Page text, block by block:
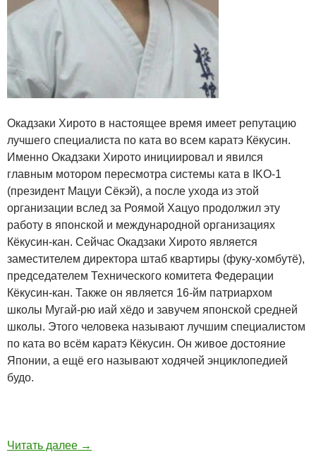
Окадзаки Хирото в настоящее время имеет репутацию
лучшего специалиста по ката во всем каратэ Кёкусин.
Именно Окадзаки Хирото инициировал и явился
главным мотором пересмотра системы ката в IKO-1
(президент Мацуи Сёкэй), а после ухода из этой
организации вслед за Роямой Хацуо продолжил эту
работу в японской и международной организациях
Кёкусин-кан. Сейчас Окадзаки Хирото является
заместителем директора штаб квартиры (фуку-хомбутё),
председателем Технического комитета Федерации
Кёкусин-кан. Также он является 16-йм патриархом
школы Мугай-рю иай хёдо и завучем японской средней
школы. Этого человека называют лучшим специалистом
по ката во всём каратэ Кёкусин. Он живое достояние
Японии, а ещё его называют ходячей энциклопедией
будо.
Читать далее →